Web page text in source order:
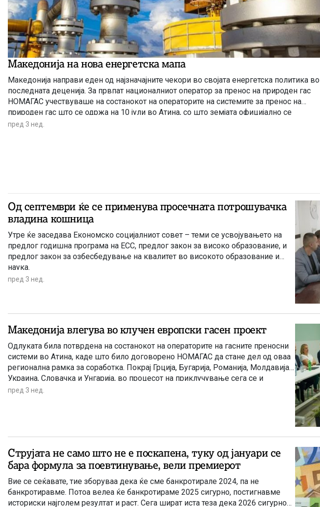
Македонија на нова енергетска мапа
Македонија направи еден од најзначајните чекори во својата енергетска политика во
последната деценија. За првпат националниот оператор за пренос на природен гас
НОМАГАС учествуваше на состанокот на операторите на системите за пренос на
природен гас што се одржа на 10 јули во Атина, со што земјата официјално се
приклучува кон процесот на проширување на иницијативата „Вертикален коридор“.
пред 3 нед.
Од септември ќе се применува просечната потрошувачка
владина кошница
Утре ќе заседава Економско социјалниот совет – теми се усвојувањето на
предлог годишна програма на ЕСС, предлог закон за високо образование, и
предлог закон за озбесбедување на квалитет во високото образование и
наука.
пред 3 нед.
Македонија влегува во клучен европски гасен проект
Одлуката била потврдена на состанокот на операторите на гасните преносни
системи во Атина, каде што било договорено НОМАГАС да стане дел од оваа
регионална рамка за соработка. Покрај Грција, Бугарија, Романија, Молдавија,
Украина, Словачка и Унгарија, во процесот на приклучување сега се и
Македонија и Србија.
пред 3 нед.
Струјата не само што не е поскапена, туку од јануари се
бара формула за поевтинување, вели премиерот
Вие се сеќавате, тие зборуваа дека ќе сме банкротирале 2024, па не
банкротиравме. Потоа велеа ќе банкротираме 2025 сигурно, постигнавме
историски најголем резултат и раст. Сега шират иста теза дека 2026 сигурно